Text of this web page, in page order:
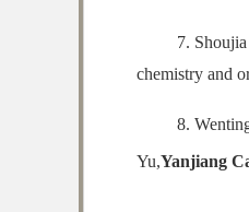
7.
chemistry and
8.
Yu,Yanjiang